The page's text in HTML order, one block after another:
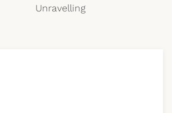
Unravelling